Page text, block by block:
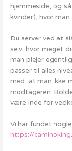
hjemmeside, og
kvinder), hvor
Du server ved at
selv, hvor meget
man plejer
passer til alles
med, at man ikke
modtageren.
være inde for
Vi har fundet
https://